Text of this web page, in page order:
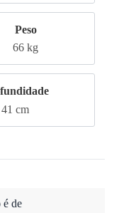
Peso
66 kg
41 cm
é de